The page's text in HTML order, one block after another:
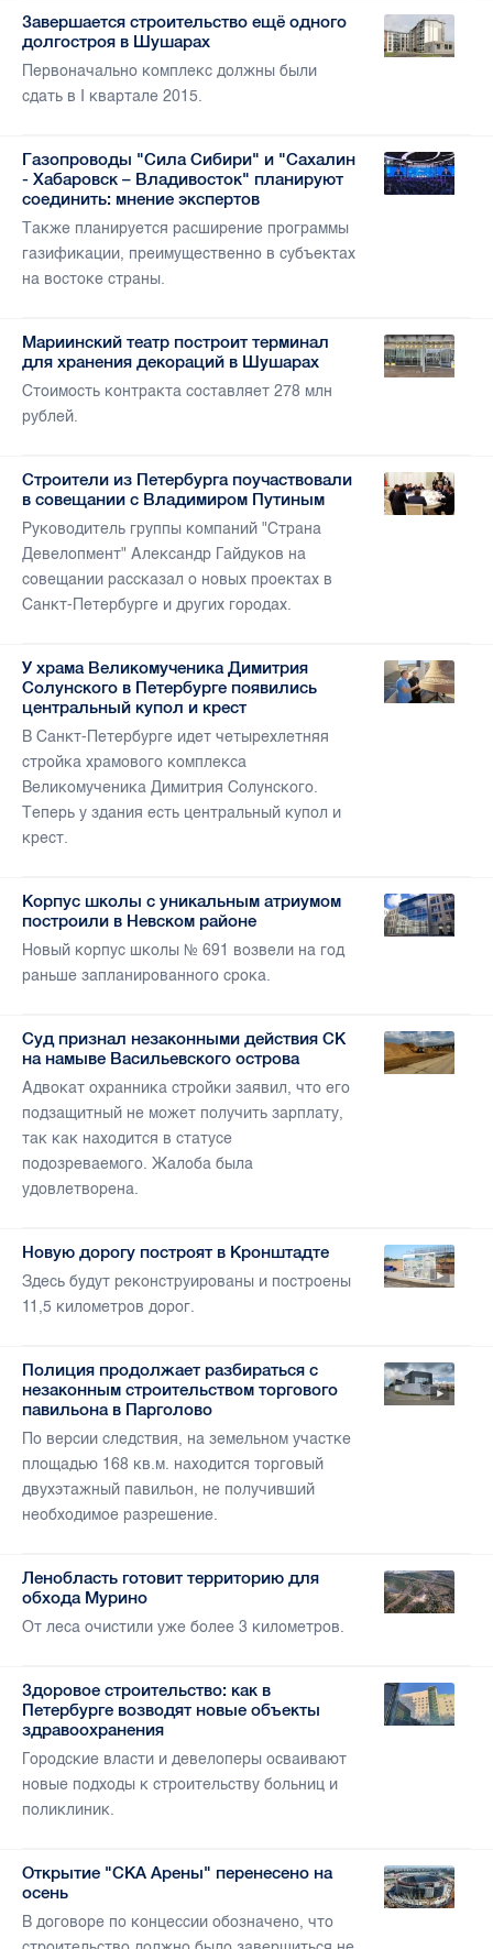
Завершается строительство ещё одного
долгостроя в Шушарах
Первоначально комплекс должны были
сдать в I квартале 2015.
Газопроводы "Сила Сибири" и "Сахалин
- Хабаровск – Владивосток" планируют
соединить: мнение экспертов
Также планируется расширение программы
газификации, преимущественно в субъектах
на востоке страны.
Мариинский театр построит терминал
для хранения декораций в Шушарах
Стоимость контракта составляет 278 млн
рублей.
Строители из Петербурга поучаствовали
в совещании с Владимиром Путиным
Руководитель группы компаний "Страна
Девелопмент" Александр Гайдуков на
совещании рассказал о новых проектах в
Санкт-Петербурге и других городах.
У храма Великомученика Димитрия
Солунского в Петербурге появились
центральный купол и крест
В Санкт-Петербурге идет четырехлетняя
стройка храмового комплекса
Великомученика Димитрия Солунского.
Теперь у здания есть центральный купол и
крест.
Корпус школы с уникальным атриумом
построили в Невском районе
Новый корпус школы № 691 возвели на год
раньше запланированного срока.
Суд признал незаконными действия СК
на намыве Васильевского острова
Адвокат охранника стройки заявил, что его
подзащитный не может получить зарплату,
так как находится в статусе
подозреваемого. Жалоба была
удовлетворена.
Новую дорогу построят в Кронштадте
Здесь будут реконструированы и построены
11,5 километров дорог.
Полиция продолжает разбираться с
незаконным строительством торгового
павильона в Парголово
По версии следствия, на земельном участке
площадью 168 кв.м. находится торговый
двухэтажный павильон, не получивший
необходимое разрешение.
Ленобласть готовит территорию для
обхода Мурино
От леса очистили уже более 3 километров.
Здоровое строительство: как в
Петербурге возводят новые объекты
здравоохранения
Городские власти и девелоперы осваивают
новые подходы к строительству больниц и
поликлиник.
Открытие "СКА Арены" перенесено на
осень
В договоре по концессии обозначено, что